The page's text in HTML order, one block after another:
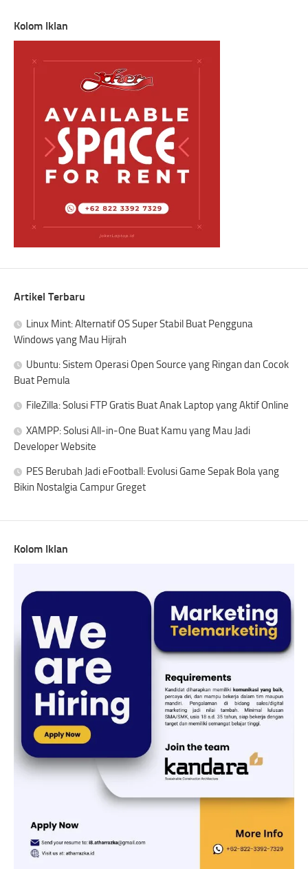
Kolom Iklan
Artikel Terbaru
Linux Mint: Alternatif OS Super Stabil Buat Pengguna
Windows yang Mau Hijrah
Ubuntu: Sistem Operasi Open Source yang Ringan dan Cocok
Buat Pemula
FileZilla: Solusi FTP Gratis Buat Anak Laptop yang Aktif Online
XAMPP: Solusi All-in-One Buat Kamu yang Mau Jadi
Developer Website
PES Berubah Jadi eFootball: Evolusi Game Sepak Bola yang
Bikin Nostalgia Campur Greget
Kolom Iklan